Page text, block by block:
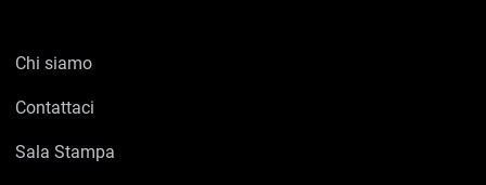
Chi siamo
Contattaci
Sala Stampa